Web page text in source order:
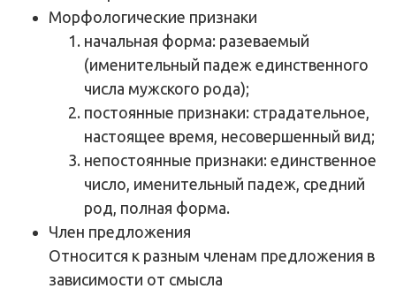
Морфологические признаки
начальная форма: разеваемый
(именительный падеж единственного
числа мужского рода);
постоянные признаки: страдательное,
настоящее время, несовершенный вид;
непостоянные признаки: единственное
число, именительный падеж, средний
род, полная форма.
Член предложения
Относится к разным членам предложения в
зависимости от смысла